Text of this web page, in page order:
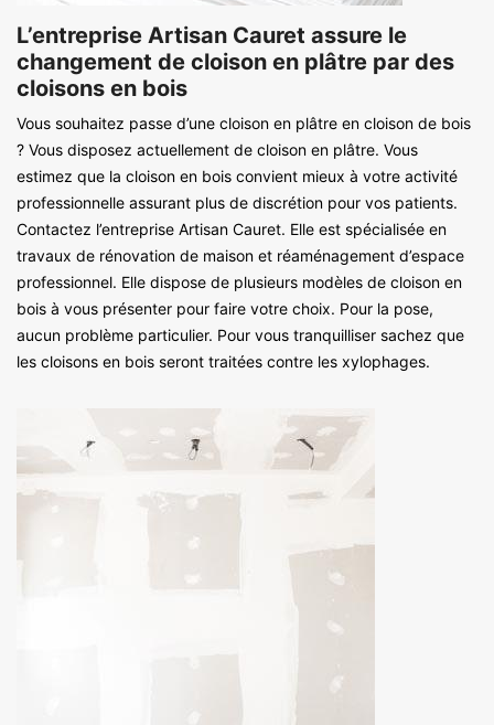
L’entreprise Artisan Cauret assure le
changement de cloison en plâtre par des
cloisons en bois
Vous souhaitez passe d’une cloison en plâtre en cloison de bois
? Vous disposez actuellement de cloison en plâtre. Vous
estimez que la cloison en bois convient mieux à votre activité
professionnelle assurant plus de discrétion pour vos patients.
Contactez l’entreprise Artisan Cauret. Elle est spécialisée en
travaux de rénovation de maison et réaménagement d’espace
professionnel. Elle dispose de plusieurs modèles de cloison en
bois à vous présenter pour faire votre choix. Pour la pose,
aucun problème particulier. Pour vous tranquilliser sachez que
les cloisons en bois seront traitées contre les xylophages.